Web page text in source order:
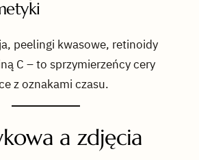
peelingi kwasowe, retinoidy
C – to sprzymierzeńcy cery
z oznakami czasu.
a zdjęcia